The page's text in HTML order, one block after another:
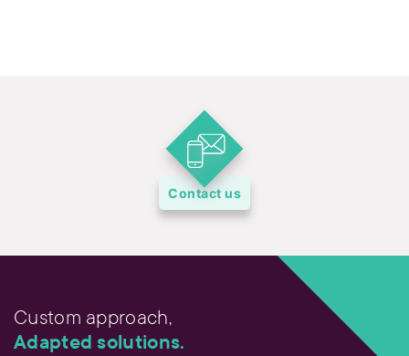
Contact us
Custom approach,
Adapted solutions.